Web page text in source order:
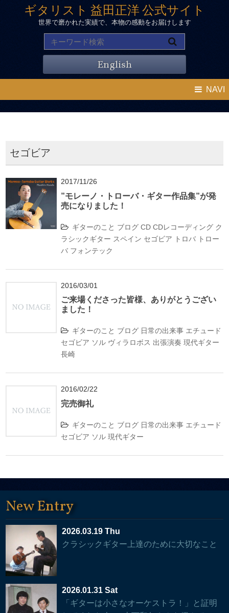
ギタリスト 益田正洋 公式サイト
世界で磨かれた実績で、本物の感動をお届けします
English
NAVI
セゴビア
2017/11/26
”モレーノ・トローバ・ギター作品集”が発
売になりました！
ギターのこと ブログ CD CDレコーディング ク
ラシックギター スペイン セゴビア トロバ トロー
バ フォンテック
2016/03/01
ご来場くださった皆様、ありがとうござい
ました！
ギターのこと ブログ 日常の出来事 エチュード
セゴビア ソル ヴィラロボス 出張演奏 現代ギター
長崎
2016/02/22
完売御礼
ギターのこと ブログ 日常の出来事 エチュード
セゴビア ソル 現代ギター
New Entry
2026.03.19 Thu
クラシックギター上達のために大切なこと
2026.01.31 Sat
「ギターは小さなオーケストラ！」と証明